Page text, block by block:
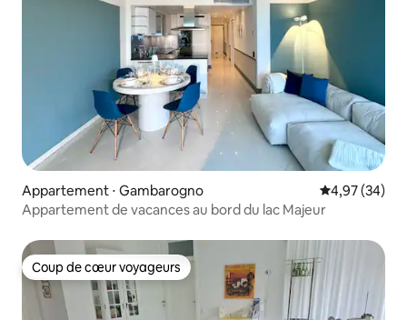
Appartement ⋅ Gambarogno Évaluation
4,97 (34)
Appartement de vacances au bord du lac Majeur
Coup de cœur voyageurs
Coup de cœur voyageurs